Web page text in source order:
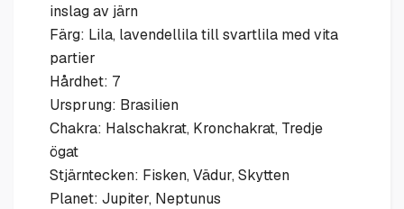
inslag av järn
Färg: Lila, lavendellila till svartlila med vita
partier
Hårdhet: 7
Ursprung: Brasilien
Chakra: Halschakrat, Kronchakrat, Tredje
ögat
Stjärntecken: Fisken, Vädur, Skytten
Planet: Jupiter, Neptunus